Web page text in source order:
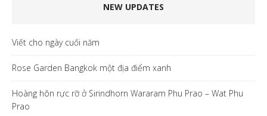
NEW UPDATES
Viết cho ngày cuối năm
Rose Garden Bangkok một địa điểm xanh
Hoàng hôn rực rỡ ở Sirindhorn Wararam Phu Prao – Wat Phu
Prao